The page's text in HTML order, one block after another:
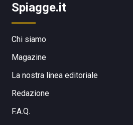
Spiagge.it
Chi siamo
Magazine
La nostra linea editoriale
Redazione
F.A.Q.